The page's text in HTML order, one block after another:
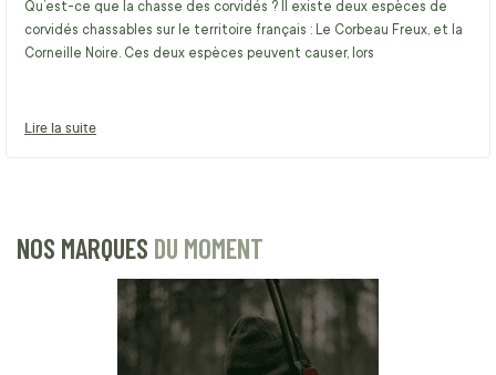
Qu’est-ce que la chasse des corvidés ? Il existe deux espèces de
corvidés chassables sur le territoire français : Le Corbeau Freux, et la
Corneille Noire. Ces deux espèces peuvent causer, lors
Lire la suite
NOS MARQUES DU MOMENT